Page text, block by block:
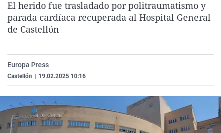
La rosa de los vientos
Gente viajera
Caso
Retornados
Extremadura
Galicia
Virales
Televisión
El herido fue trasladado por politraumatismo y
parada cardíaca recuperada al Hospital General
de Castellón
Europa Press
Castellón 19.02.2025 10:16